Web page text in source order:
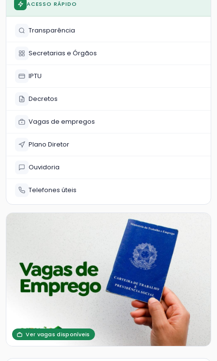
brasileiros, cresce
Goias, o número de casos co
ACESSO RÁPIDO
Transparência
Secretarias e Órgãos
IPTU
Decretos
Vagas de empregos
Plano Diretor
Ouvidoria
Telefones úteis
Ver vagas disponíveis